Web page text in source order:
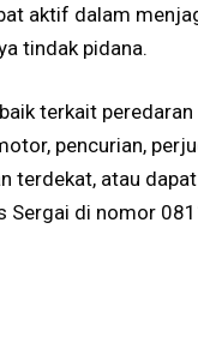
aktif dalam
tindak pidana.
terkait
pencurian,
terdekat, atau
Sergai di nomor